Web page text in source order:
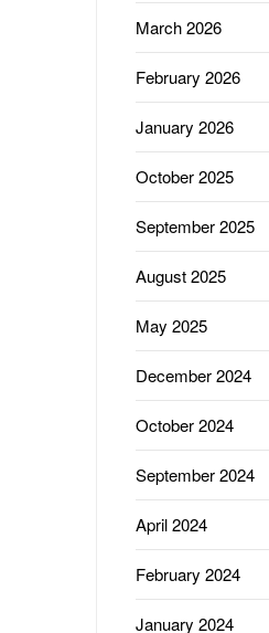
March 2026
February 2026
January 2026
October 2025
September 2025
August 2025
May 2025
December 2024
October 2024
September 2024
April 2024
February 2024
January 2024